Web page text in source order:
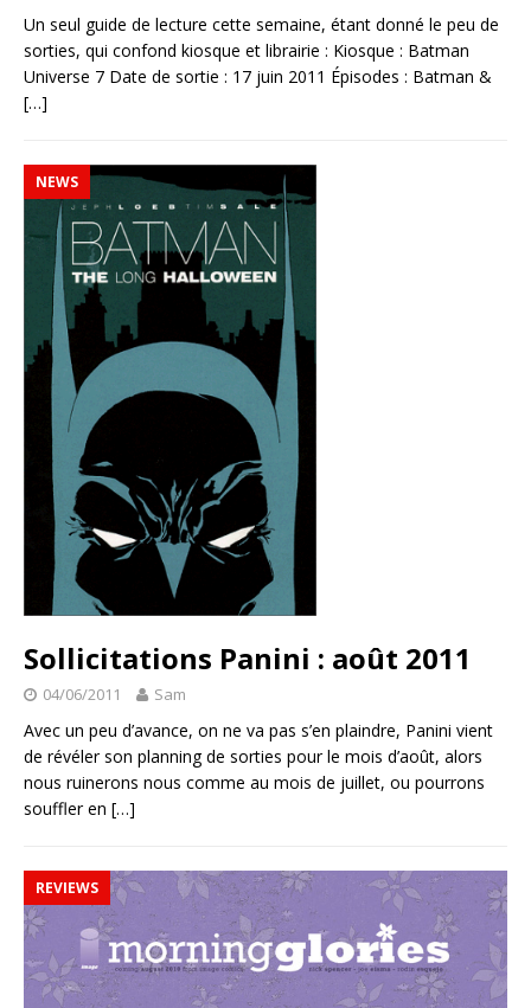
Un seul guide de lecture cette semaine, étant donné le peu de
sorties, qui confond kiosque et librairie : Kiosque : Batman
Universe 7 Date de sortie : 17 juin 2011 Épisodes : Batman &
[…]
NEWS
Sollicitations Panini : août 2011
04/06/2011 Sam
Avec un peu d’avance, on ne va pas s’en plaindre, Panini vient
de révéler son planning de sorties pour le mois d’août, alors
nous ruinerons nous comme au mois de juillet, ou pourrons
souffler en […]
REVIEWS